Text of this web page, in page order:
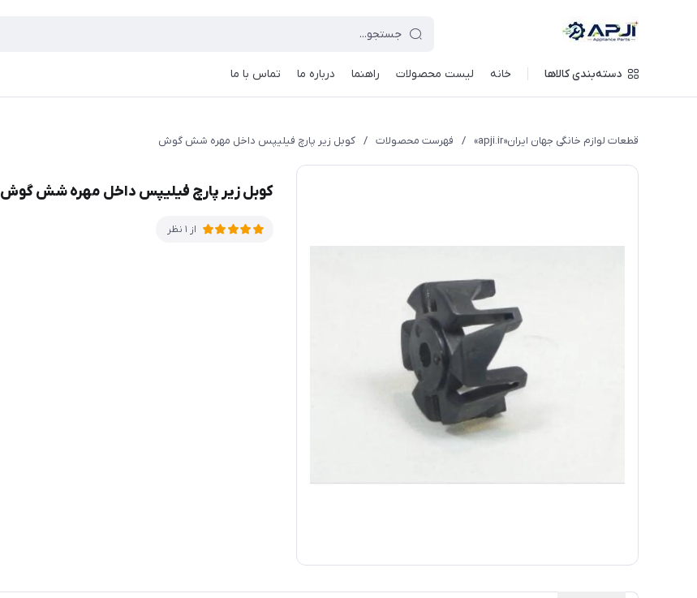
دسته‌بندی کالاها خانه لیست محصولات راهنما درباره ما تماس با ما
قطعات لوازم خانگی جهان ایران«apji.ir» / فهرست محصولات / کوبل زیر پارچ فیلیپس داخل مهره شش گوش
کوبل زیر پارچ فیلیپس داخل مهره شش گوش
از 1 نظر